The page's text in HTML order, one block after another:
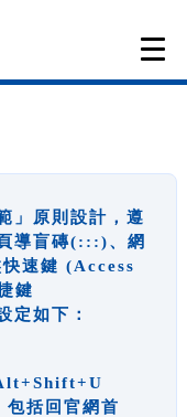
」原則設計，遵
導盲磚(:::)、網
速鍵 (Access
鍵
定如下：
括回官網首